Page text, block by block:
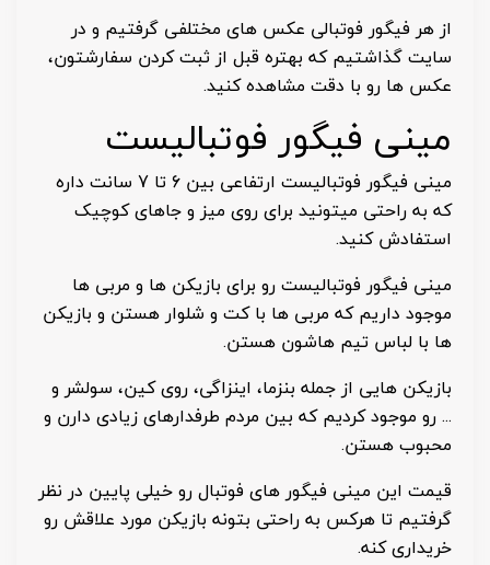
از هر فیگور فوتبالی عکس های مختلفی گرفتیم و در
سایت گذاشتیم که بهتره قبل از ثبت کردن سفارشتون،
عکس ها رو با دقت مشاهده کنید.
مینی فیگور فوتبالیست
مینی فیگور فوتبالیست ارتفاعی بین 6 تا 7 سانت داره
که به راحتی میتونید برای روی میز و جاهای کوچیک
استفادش کنید.
مینی فیگور فوتبالیست رو برای بازیکن ها و مربی ها
موجود داریم که مربی ها با کت و شلوار هستن و بازیکن
ها با لباس تیم هاشون هستن.
بازیکن هایی از جمله بنزما، اینزاگی، روی کین، سولشر و
... رو موجود کردیم که بین مردم طرفدارهای زیادی دارن و
محبوب هستن.
قیمت این مینی فیگور های فوتبال رو خیلی پایین در نظر
گرفتیم تا هرکس به راحتی بتونه بازیکن مورد علاقش رو
خریداری کنه.